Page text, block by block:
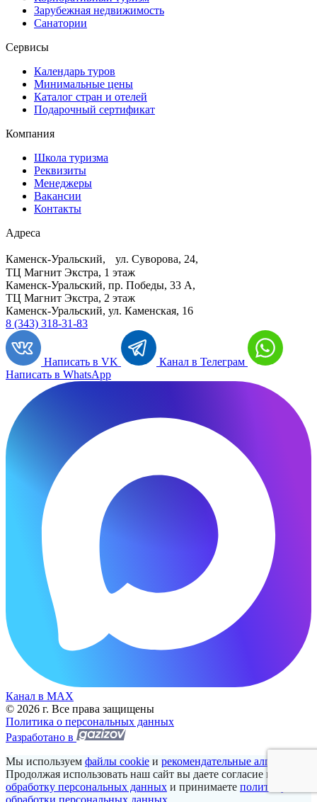
Зарубежная недвижимость
Санатории
Сервисы
Календарь туров
Минимальные цены
Каталог стран и отелей
Подарочный сертификат
Компания
Школа туризма
Реквизиты
Менеджеры
Вакансии
Контакты
Адреса
Каменск-Уральский, ул. Суворова, 24,
ТЦ Магнит Экстра, 1 этаж
Каменск-Уральский, пр. Победы, 33 А,
ТЦ Магнит Экстра, 2 этаж
Каменск-Уральский, ул. Каменская, 16
8 (343) 318-31-83
Написать в VK
Канал в Телеграм
Написать в WhatsApp
Канал в МАХ
© 2026 г. Все права защищены
Политика о персональных данных
Разработано в
Мы используем файлы cookie и рекомендательные алгоритмы
Продолжая использовать наш сайт вы даете согласие на
обработку персональных данных и принимаете политику